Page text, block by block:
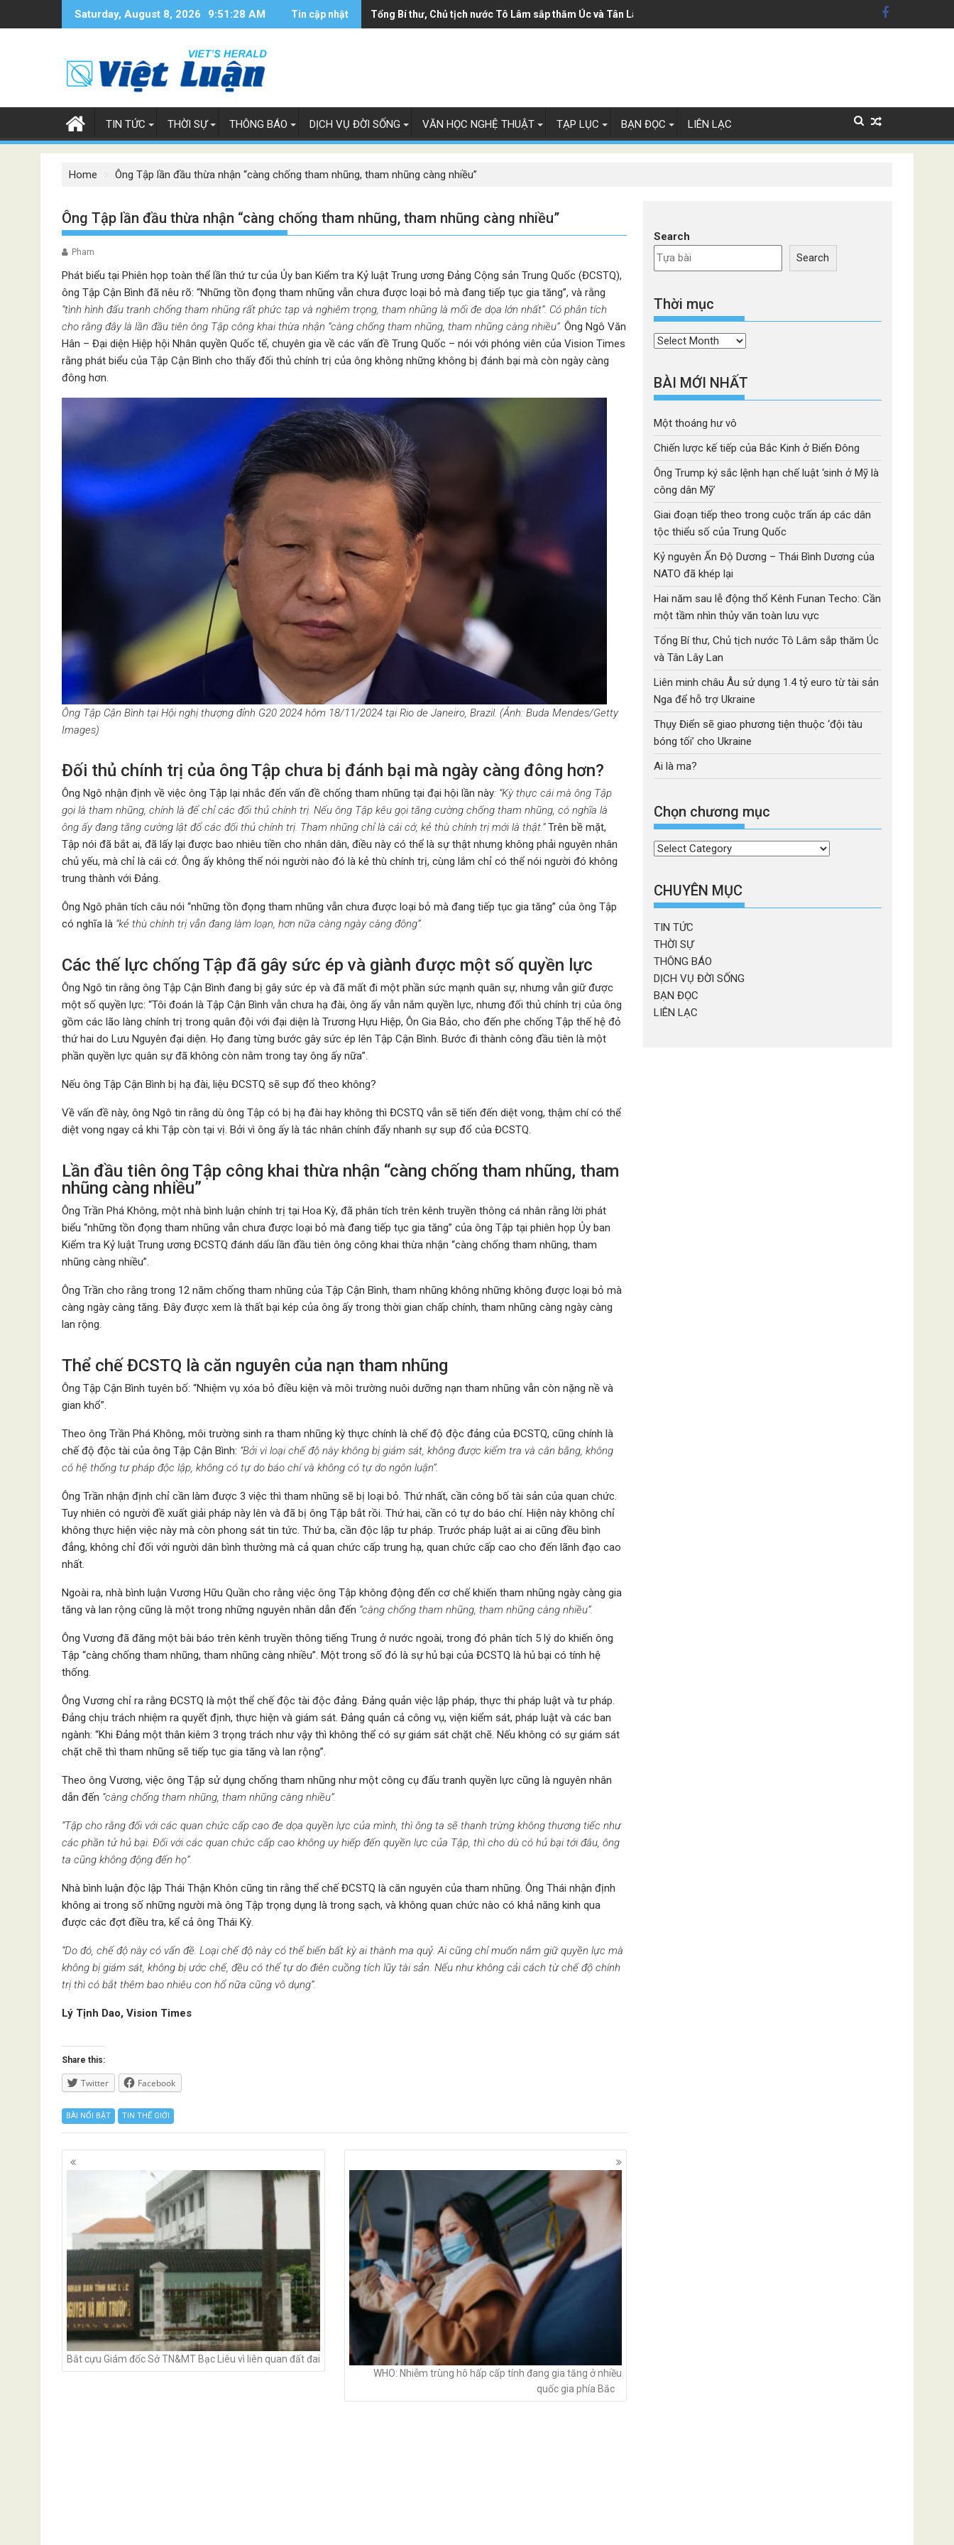
Saturday, August 8, 2026 9:51:29 AM Tin cập nhật Tổng Bí thư, Chủ tịch nước Tô Lâm sắp thăm Úc và Tân Lây Lan
TIN TỨC THỜI SỰ THÔNG BÁO DỊCH VỤ ĐỜI SỐNG VĂN HỌC NGHỆ THUẬT TẠP LỤC BẠN ĐỌC LIÊN LẠC
Home Ông Tập lần đầu thừa nhận “càng chống tham nhũng, tham nhũng càng nhiều”
Ông Tập lần đầu thừa nhận “càng chống tham nhũng, tham nhũng càng nhiều”
Pham
Phát biểu tại Phiên họp toàn thể lần thứ tư của Ủy ban Kiểm tra Kỷ luật Trung ương Đảng Cộng sản Trung Quốc (ĐCSTQ),
ông Tập Cận Bình đã nêu rõ: “Những tồn đọng tham nhũng vẫn chưa được loại bỏ mà đang tiếp tục gia tăng”, và rằng
“tình hình đấu tranh chống tham nhũng rất phức tạp và nghiêm trọng, tham nhũng là mối đe dọa lớn nhất”. Có phân tích
cho rằng đây là lần đầu tiên ông Tập công khai thừa nhận “càng chống tham nhũng, tham nhũng càng nhiều”. Ông Ngô Văn
Hân – Đại diện Hiệp hội Nhân quyền Quốc tế, chuyên gia về các vấn đề Trung Quốc – nói với phóng viên của Vision Times
rằng phát biểu của Tập Cận Bình cho thấy đối thủ chính trị của ông không những không bị đánh bại mà còn ngày càng
đông hơn.
Ông Tập Cận Bình tại Hội nghị thượng đỉnh G20 2024 hôm 18/11/2024 tại Rio de Janeiro, Brazil. (Ảnh: Buda Mendes/Getty
Images)
Đối thủ chính trị của ông Tập chưa bị đánh bại mà ngày càng đông hơn?
Ông Ngô nhận định về việc ông Tập lại nhắc đến vấn đề chống tham nhũng tại đại hội lần này: “Kỳ thực cái mà ông Tập
gọi là tham nhũng, chính là để chỉ các đối thủ chính trị. Nếu ông Tập kêu gọi tăng cường chống tham nhũng, có nghĩa là
ông ấy đang tăng cường lật đổ các đối thủ chính trị. Tham nhũng chỉ là cái cớ, kẻ thù chính trị mới là thật.”Trên bề mặt,
Tập nói đã bắt ai, đã lấy lại được bao nhiêu tiền cho nhân dân, điều này có thể là sự thật nhưng không phải nguyên nhân
chủ yếu, mà chỉ là cái cớ. Ông ấy không thể nói người nào đó là kẻ thù chính trị, cùng lắm chỉ có thể nói người đó không
trung thành với Đảng.
Ông Ngô phân tích câu nói “những tồn đọng tham nhũng vẫn chưa được loại bỏ mà đang tiếp tục gia tăng” của ông Tập
có nghĩa là “kẻ thù chính trị vẫn đang làm loạn, hơn nữa càng ngày càng đông”.
Các thế lực chống Tập đã gây sức ép và giành được một số quyền lực
Ông Ngô tin rằng ông Tập Cận Bình đang bị gây sức ép và đã mất đi một phần sức mạnh quân sự, nhưng vẫn giữ được
một số quyền lực: “Tôi đoán là Tập Cận Bình vẫn chưa hạ đài, ông ấy vẫn nắm quyền lực, nhưng đối thủ chính trị của ông
gồm các lão làng chính trị trong quân đội với đại diện là Trương Hựu Hiệp, Ôn Gia Bảo, cho đến phe chống Tập thế hệ đỏ
thứ hai do Lưu Nguyên đại diện. Họ đang từng bước gây sức ép lên Tập Cận Bình. Bước đi thành công đầu tiên là một
phần quyền lực quân sự đã không còn nằm trong tay ông ấy nữa”.
Nếu ông Tập Cận Bình bị hạ đài, liệu ĐCSTQ sẽ sụp đổ theo không?
Về vấn đề này, ông Ngô tin rằng dù ông Tập có bị hạ đài hay không thì ĐCSTQ vẫn sẽ tiến đến diệt vong, thậm chí có thể
diệt vong ngay cả khi Tập còn tại vị. Bởi vì ông ấy là tác nhân chính đẩy nhanh sự sụp đổ của ĐCSTQ.
Lần đầu tiên ông Tập công khai thừa nhận “càng chống tham nhũng, tham
nhũng càng nhiều”
Ông Trần Phá Không, một nhà bình luận chính trị tại Hoa Kỳ, đã phân tích trên kênh truyền thông cá nhân rằng lời phát
biểu “những tồn đọng tham nhũng vẫn chưa được loại bỏ mà đang tiếp tục gia tăng” của ông Tập tại phiên họp Ủy ban
Kiểm tra Kỷ luật Trung ương ĐCSTQ đánh dấu lần đầu tiên ông công khai thừa nhận “càng chống tham nhũng, tham
nhũng càng nhiều”.
Ông Trần cho rằng trong 12 năm chống tham nhũng của Tập Cận Bình, tham nhũng không những không được loại bỏ mà
càng ngày càng tăng. Đây được xem là thất bại kép của ông ấy trong thời gian chấp chính, tham nhũng càng ngày càng
lan rộng.
Thể chế ĐCSTQ là căn nguyên của nạn tham nhũng
Ông Tập Cận Bình tuyên bố: “Nhiệm vụ xóa bỏ điều kiện và môi trường nuôi dưỡng nạn tham nhũng vẫn còn nặng nề và
gian khổ”.
Theo ông Trần Phá Không, môi trường sinh ra tham nhũng kỳ thực chính là chế độ độc đảng của ĐCSTQ, cũng chính là
chế độ độc tài của ông Tập Cận Bình: “Bởi vì loại chế độ này không bị giám sát, không được kiểm tra và cân bằng, không
có hệ thống tư pháp độc lập, không có tự do báo chí và không có tự do ngôn luận”.
Ông Trần nhận định chỉ cần làm được 3 việc thì tham nhũng sẽ bị loại bỏ. Thứ nhất, cần công bố tài sản của quan chức.
Tuy nhiên có người đề xuất giải pháp này lên và đã bị ông Tập bắt rồi. Thứ hai, cần có tự do báo chí. Hiện này không chỉ
không thực hiện việc này mà còn phong sát tin tức. Thứ ba, cần độc lập tư pháp. Trước pháp luật ai ai cũng đều bình
đẳng, không chỉ đối với người dân bình thường mà cả quan chức cấp trung hạ, quan chức cấp cao cho đến lãnh đạo cao
nhất.
Ngoài ra, nhà bình luận Vương Hữu Quần cho rằng việc ông Tập không động đến cơ chế khiến tham nhũng ngày càng gia
tăng và lan rộng cũng là một trong những nguyên nhân dẫn đến “càng chống tham nhũng, tham nhũng càng nhiều”.
Ông Vương đã đăng một bài báo trên kênh truyền thông tiếng Trung ở nước ngoài, trong đó phân tích 5 lý do khiến ông
Tập “càng chống tham nhũng, tham nhũng càng nhiều”. Một trong số đó là sự hủ bại của ĐCSTQ là hủ bại có tính hệ
thống.
Ông Vương chỉ ra rằng ĐCSTQ là một thể chế độc tài độc đảng. Đảng quản việc lập pháp, thực thi pháp luật và tư pháp.
Đảng chịu trách nhiệm ra quyết định, thực hiện và giám sát. Đảng quản cả công vụ, viện kiểm sát, pháp luật và các ban
ngành: “Khi Đảng một thân kiêm 3 trọng trách như vậy thì không thể có sự giám sát chặt chẽ. Nếu không có sự giám sát
chặt chẽ thì tham nhũng sẽ tiếp tục gia tăng và lan rộng”.
Theo ông Vương, việc ông Tập sử dụng chống tham nhũng như một công cụ đấu tranh quyền lực cũng là nguyên nhân
dẫn đến “càng chống tham nhũng, tham nhũng càng nhiều”.
“Tập cho rằng đối với các quan chức cấp cao đe dọa quyền lực của mình, thì ông ta sẽ thanh trừng không thương tiếc như
các phần tử hủ bại. Đối với các quan chức cấp cao không uy hiếp đến quyền lực của Tập, thì cho dù có hủ bại tới đâu, ông
ta cũng không động đến họ”.
Nhà bình luận độc lập Thái Thận Khôn cũng tin rằng thể chế ĐCSTQ là căn nguyên của tham nhũng. Ông Thái nhận định
không ai trong số những người mà ông Tập trọng dụng là trong sạch, và không quan chức nào có khả năng kinh qua
được các đợt điều tra, kể cả ông Thái Kỳ.
“Do đó, chế độ này có vấn đề. Loại chế độ này có thể biến bất kỳ ai thành ma quỷ. Ai cũng chỉ muốn nắm giữ quyền lực mà
không bị giám sát, không bị ước chế, đều có thể tự do điên cuồng tích lũy tài sản. Nếu như không cải cách từ chế độ chính
trị thì có bắt thêm bao nhiêu con hổ nữa cũng vô dụng”.
Lý Tịnh Dao, Vision Times
Share this:
Twitter Facebook
BÀI NỔI BẬT TIN THẾ GIỚI
Posts
navigation
Bắt cựu Giám đốc Sở TN&MT Bạc Liêu vì liên quan đất đai
WHO: Nhiễm trùng hô hấp cấp tính đang gia tăng ở nhiều
quốc gia phía Bắc
Search
Search
Thời mục
Thời
BÀI MỚI NHẤT
Một thoáng hư vô
Chiến lược kế tiếp của Bắc Kinh ở Biển Đông
Ông Trump ký sắc lệnh hạn chế luật ‘sinh ở Mỹ là
công dân Mỹ’
Giai đoạn tiếp theo trong cuộc trấn áp các dân
tộc thiểu số của Trung Quốc
Kỷ nguyên Ấn Độ Dương – Thái Bình Dương của
NATO đã khép lại
Hai năm sau lễ động thổ Kênh Funan Techo: Cần
một tầm nhìn thủy văn toàn lưu vực
Tổng Bí thư, Chủ tịch nước Tô Lâm sắp thăm Úc
và Tân Lây Lan
Liên minh châu Âu sử dụng 1.4 tỷ euro từ tài sản
Nga để hỗ trợ Ukraine
Thụy Điển sẽ giao phương tiện thuộc ‘đội tàu
bóng tối’ cho Ukraine
Ai là ma?
Chọn chương mục
Chọn
mục
CHUYÊN MỤC
TIN TỨC
THỜI SỰ
THÔNG BÁO
DỊCH VỤ ĐỜI SỐNG
BẠN ĐỌC
LIÊN LẠC